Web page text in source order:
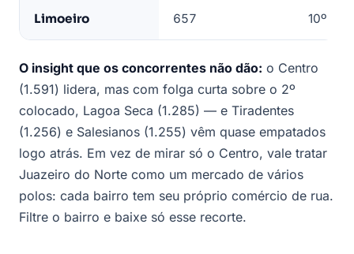
Limoeiro 657 10º
O insight que os concorrentes não dão: o Centro
(1.591) lidera, mas com folga curta sobre o 2º
colocado, Lagoa Seca (1.285) — e Tiradentes
(1.256) e Salesianos (1.255) vêm quase empatados
logo atrás. Em vez de mirar só o Centro, vale tratar
Juazeiro do Norte como um mercado de vários
polos: cada bairro tem seu próprio comércio de rua.
Filtre o bairro e baixe só esse recorte.